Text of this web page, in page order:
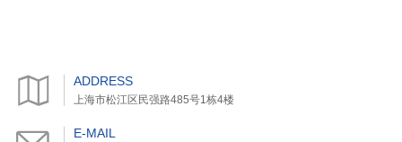
ADDRESS
上海市松江区民强路485号1栋4楼
E-MAIL